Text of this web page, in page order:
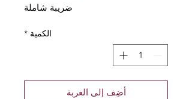
ضريبة شاملة
الكمية *
أضِف إلى العربة